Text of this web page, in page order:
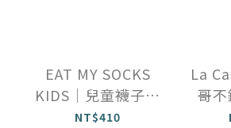
EAT MY SOCKS
KIDS｜兒童襪子｜
牛奶
NT$410
La
哥